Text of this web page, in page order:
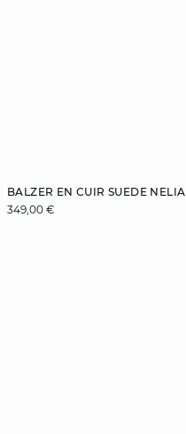
BALZER EN CUIR SUEDE NELIA
349,00 €